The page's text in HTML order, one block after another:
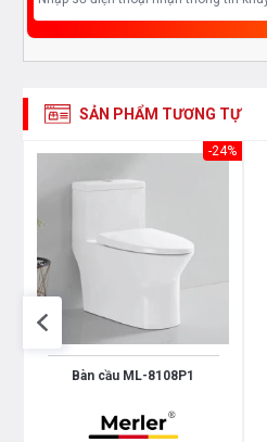
SẢN PHẨM TƯƠNG TỰ
-24%
Bàn cầu ML-8108P1